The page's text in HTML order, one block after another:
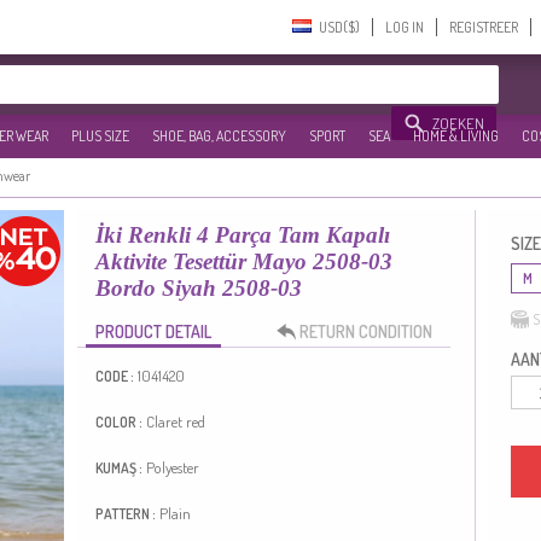
USD($)‎ LOG IN REGISTREER
ZOEKEN
WEAR PLUS SIZE SHOE, BAG, ACCESSORY SPORT SEA HOME & LIVING
İki Renkli 4 Parça Tam Kapalı
Aktivite Tesettür Mayo 2508-03
Bordo Siyah 2508-03
PRODUCT DETAIL RETURN CONDITION
CODE : 1041420
COLOR : Claret red
KUMAŞ : Polyester
PATTERN : Plain
M